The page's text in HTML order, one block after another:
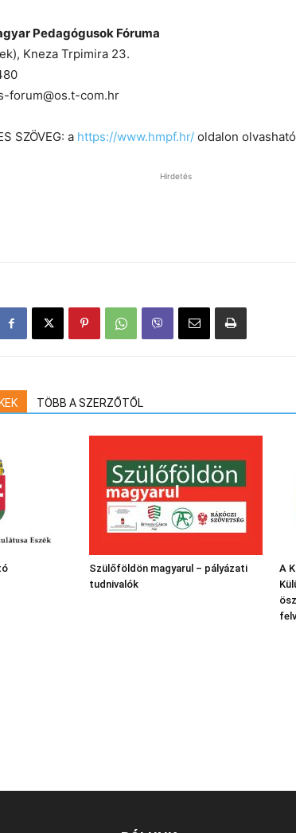
Pedagógusok Fóruma
Kneza Trpimira 23.
forum@os.t-com.hr
SZÖVEG: a https://www.hmpf.hr/ oldalon
Hirdetés
TÖBB A SZERZŐTŐL
Szülőföldön magyarul – pályázati
tudnivalók
A